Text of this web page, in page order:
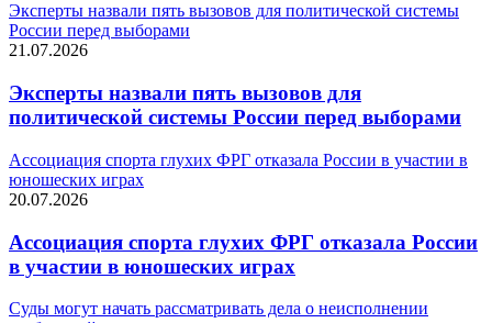
Эксперты назвали пять вызовов для политической системы
России перед выборами
21.07.2026
Эксперты назвали пять вызовов для
политической системы России перед выборами
Ассоциация спорта глухих ФРГ отказала России в участии в
юношеских играх
20.07.2026
Ассоциация спорта глухих ФРГ отказала России
в участии в юношеских играх
Суды могут начать рассматривать дела о неисполнении